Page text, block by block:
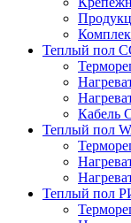
Теплый пол
Кабель
Теплый пол
Теплый пол